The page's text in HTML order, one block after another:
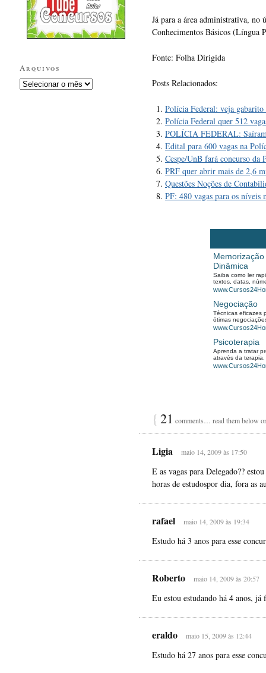
Já para a área administrativa,
Conhecimentos Básicos (Língua
Fonte: Folha Dirigida
Posts Relacionados:
Polícia Federal: veja
Polícia Federal quer 512
POLÍCIA FEDERAL: Saíram
Edital para 600 vagas na
Cespe/UnB fará concurso da
PRF quer abrir mais de 2,6
Questões Noções de
PF: 480 vagas para os níveis
{ 21 comments… read them below
Ligia maio 14, 2009 às 17:50
E as vagas para Delegado??
horas de estudospor dia, fora as
rafael maio 14, 2009 às 19:34
Estudo há 3 anos para esse
Roberto maio 14, 2009 às 20:57
Eu estou estudando há 4 anos,
eraldo maio 15, 2009 às 12:44
Estudo há 27 anos para esse
Arquivos